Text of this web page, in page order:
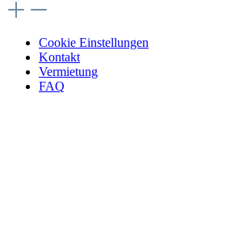
Cookie Einstellungen
Kontakt
Vermietung
FAQ